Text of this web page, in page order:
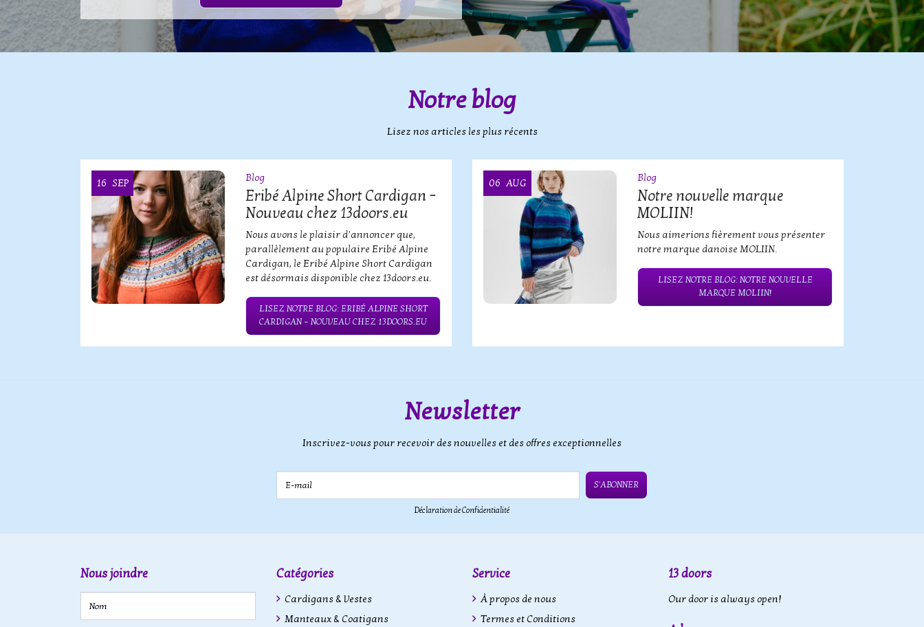
Notre blog
Lisez nos articles les plus récents
16 SEP Blog
Eribé Alpine Short Cardigan –
Nouveau chez 13doors.eu
Nous avons le plaisir d’annoncer que,
parallèlement au populaire Eribé Alpine
Cardigan, le Eribé Alpine Short Cardigan
est désormais disponible chez 13doors.eu.
LISEZ NOTRE BLOG: ERIBÉ ALPINE SHORT
CARDIGAN – NOUVEAU CHEZ 13DOORS.EU
06 AUG Blog
Notre nouvelle marque
MOLIIN!
Nous aimerions fièrement vous présenter
notre marque danoise MOLIIN.
LISEZ NOTRE BLOG: NOTRE NOUVELLE
MARQUE MOLIIN!
Newsletter
Inscrivez-vous pour recevoir des nouvelles et des offres exceptionnelles
E-mail
S'ABONNER
Déclaration de Confidentialité
Nous joindre Catégories
Cardigans & Vestes
Manteaux & Coatigans
Service
À propos de nous
Termes et Conditions
13 doors
Our door is always open!